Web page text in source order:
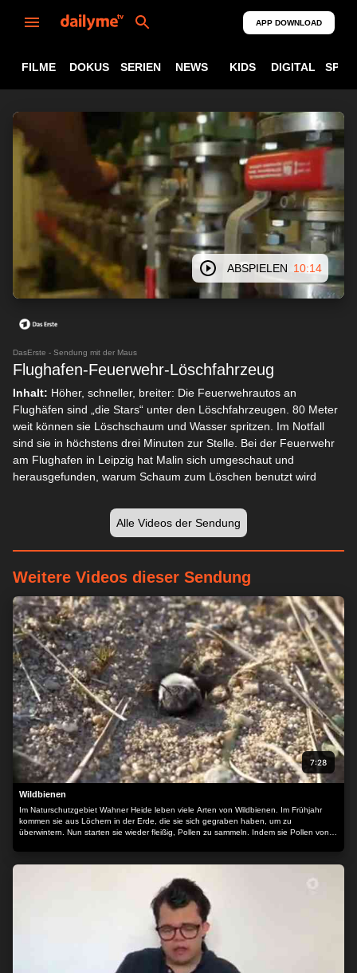
APP DOWNLOAD
FILME DOKUS SERIEN NEWS KIDS DIGITAL
ABSPIELEN 10:14
DasErste - Sendung mit der Maus
Flughafen-Feuerwehr-Löschfahrzeug
Inhalt: Höher, schneller, breiter: Die Feuerwehrautos an
Flughäfen sind „die Stars“ unter den Löschfahrzeugen. 80 Meter
weit können sie Löschschaum und Wasser spritzen. Im Notfall
sind sie in höchstens drei Minuten zur Stelle. Bei der Feuerwehr
am Flughafen in Leipzig hat Malin sich umgeschaut und
herausgefunden, warum Schaum zum Löschen benutzt wird
Alle Videos der Sendung
Weitere Videos dieser Sendung
7:28
Wildbienen
Im Naturschutzgebiet Wahner Heide leben viele Arten von Wildbienen. Im Frühjahr
kommen sie aus Löchern in der Erde, die sie sich gegraben haben, um zu
überwintern. Nun starten sie wieder fleißig, Pollen zu sammeln. Indem sie Pollen von
wofür benötigen sie selbst eigentlich Blütenpollen? In einer Nisthilfe für Wildbienen
kann man gut erkennen, wofür sie Blütenpollen sammeln und was dann damit